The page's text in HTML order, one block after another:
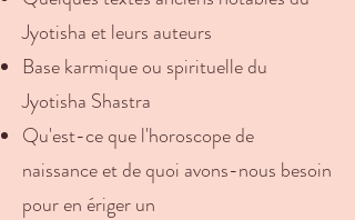
Jyotisha et leurs auteurs
Base karmique ou spirituelle du
Jyotisha Shastra
Qu'est-ce que l'horoscope de
naissance et de quoi avons-nous besoin
pour en ériger un